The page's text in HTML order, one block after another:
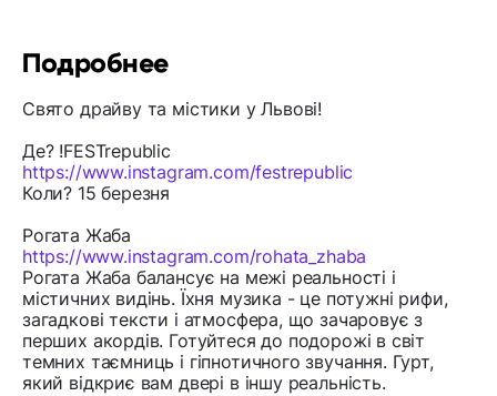
Подробнее
Свято драйву та містики у Львові!
Де? !FESTrepublic
https://www.instagram.com/festrepublic
Коли? 15 березня
Рогата Жаба
https://www.instagram.com/rohata_zhaba
Рогата Жаба балансує на межі реальності і
містичних видінь. Їхня музика - це потужні рифи,
загадкові тексти і атмосфера, що зачаровує з
перших акордів. Готуйтеся до подорожі в світ
темних таємниць і гіпнотичного звучання. Гурт,
який відкриє вам двері в іншу реальність.